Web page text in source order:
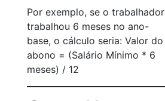
Por exemplo, se o trabalhador
trabalhou 6 meses no ano-
base, o cálculo seria: Valor do
abono = (Salário Mínimo * 6
meses) / 12